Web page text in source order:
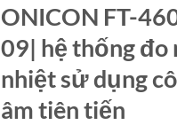
ONICON FT-
09| hệ thống
nhiệt sử dụng
âm tiên tiến